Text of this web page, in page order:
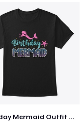
Birthday Mermaid Outfit Costume